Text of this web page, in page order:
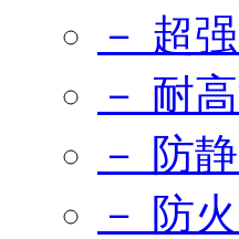
－ 超
－ 耐
－ 防
－ 防